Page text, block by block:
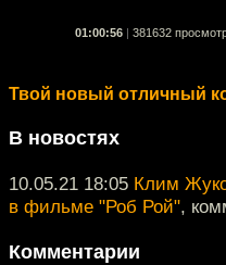
01:00:56 381632
Твой новый отличный
В новостях
10.05.21 18:05 Клим
в фильме "Роб Рой",
Комментарии